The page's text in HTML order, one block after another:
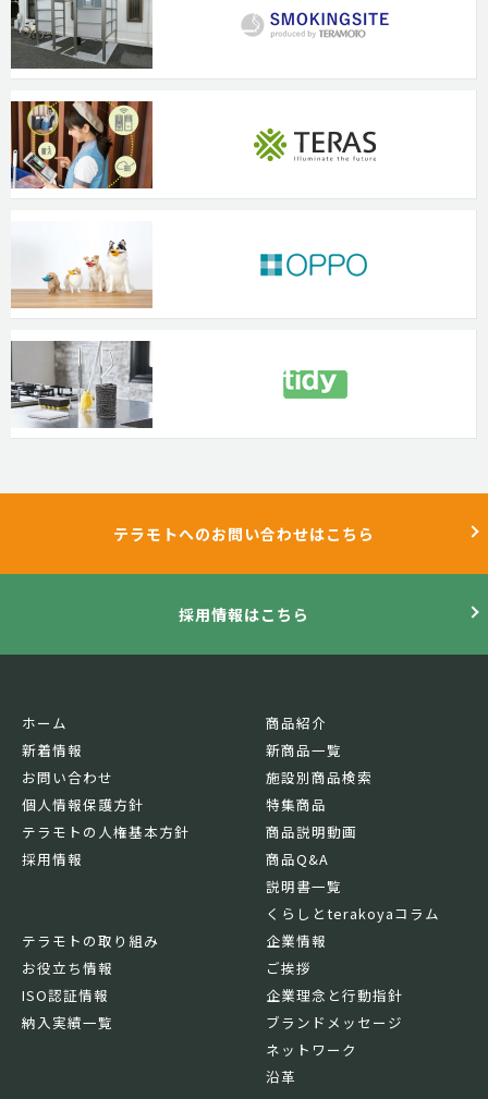
テラモトへのお問い合わせはこちら
採用情報はこちら
ホーム
新着情報
お問い合わせ
個人情報保護方針
テラモトの人権基本方針
採用情報
商品紹介
新商品一覧
施設別商品検索
特集商品
商品説明動画
商品Q&A
説明書一覧
くらしとterakoyaコラム
テラモトの取り組み
お役立ち情報
ISO認証情報
納入実績一覧
企業情報
ご挨拶
企業理念と行動指針
ブランドメッセージ
ネットワーク
沿革